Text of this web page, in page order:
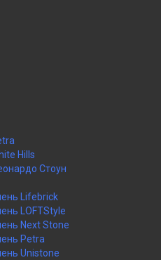
Hills
Стоун
Lifebrick
LOFTStyle
Next Stone
Petra
Unistone